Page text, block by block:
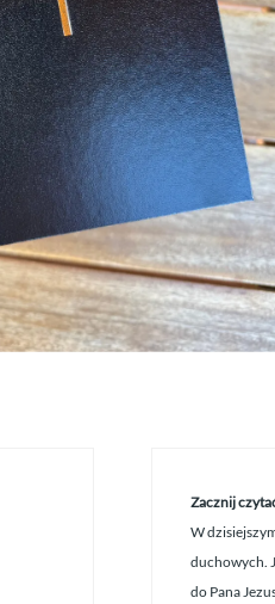
Zacznij
W
duchowych.
do Pana